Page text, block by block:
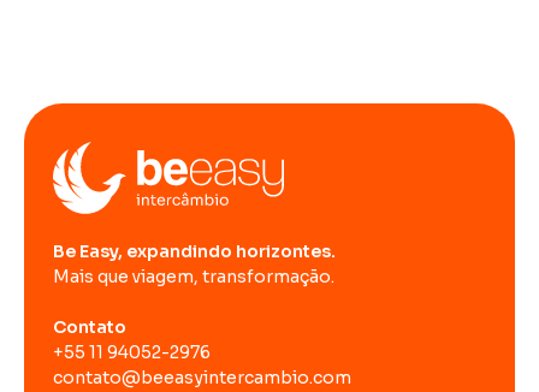
Be Easy, expandindo horizontes.
Mais que viagem, transformação.
Contato
+55 11 94052-2976
contato@beeasyintercambio.com